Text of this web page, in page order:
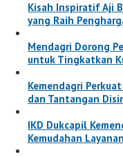
Kisah Inspiratif Aji
yang Raih
Mendagri Dorong
untuk Tingkatkan
Kemendagri
dan Tantangan
IKD Dukcapil
Kemudahan